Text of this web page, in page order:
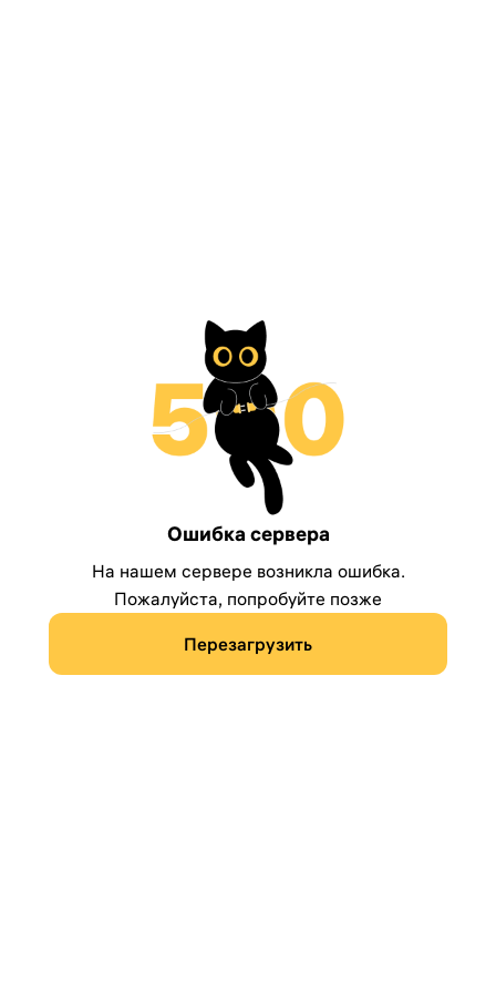
Ошибка сервера
На нашем сервере возникла ошибка.
Пожалуйста, попробуйте позже
Перезагрузить